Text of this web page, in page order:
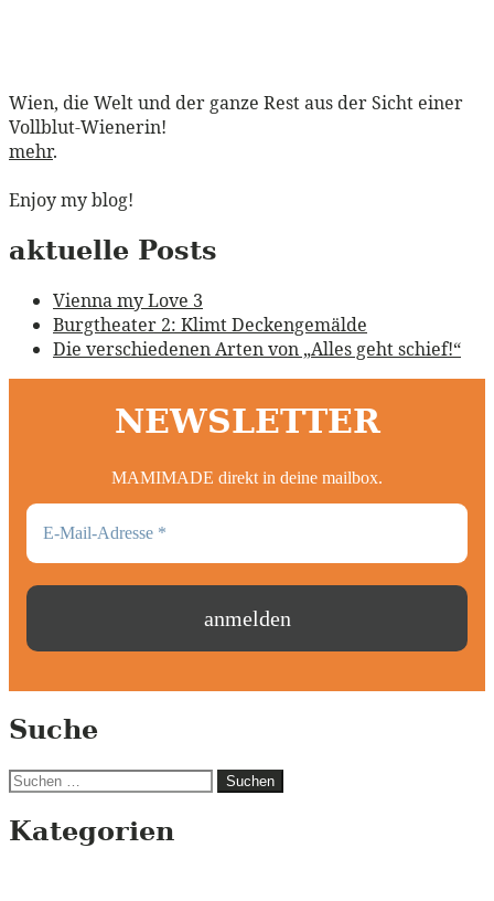
Wien, die Welt und der ganze Rest aus der Sicht einer
Vollblut-Wienerin!
mehr.
Enjoy my blog!
aktuelle Posts
Vienna my Love 3
Burgtheater 2: Klimt Deckengemälde
Die verschiedenen Arten von „Alles geht schief!“
NEWSLETTER
MAMIMADE direkt in deine mailbox.
Suche
Suchen
Kategorien